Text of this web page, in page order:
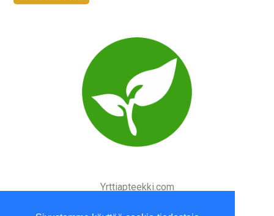
Yrttiapteekki.com